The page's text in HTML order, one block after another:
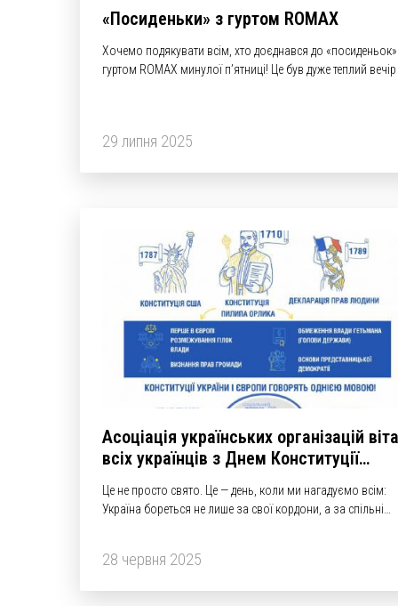
«Посиденьки» з гуртом ROMAX
Хочемо подякувати всім, хто доєднався до
гуртом ROMAX минулої пʼятниці! Це був дуже теплий
(Максим Бойко) передали…
29 липня 2025
Асоціація українських організацій
всіх українців з Днем Конституції
Це не просто свято. Це — день, коли ми нагадуємо всім:
Україна бореться не лише за свої кордони, а за спільні
28 червня 2025